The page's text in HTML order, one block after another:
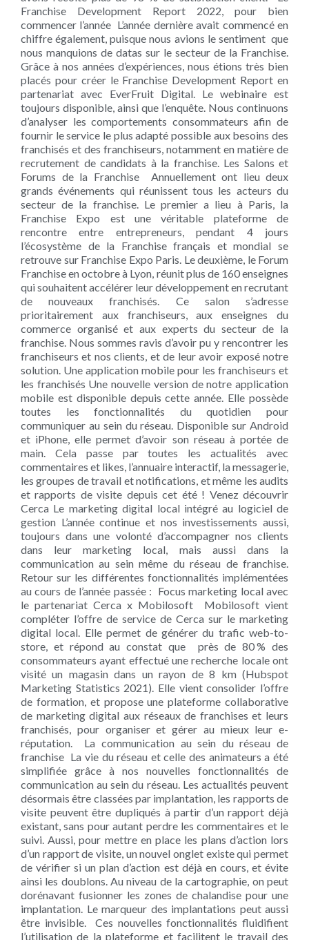
Franchise Development Report 2022, pour bien
commencer l’année L’année dernière avait commencé en
chiffre également, puisque nous avions le sentiment que
nous manquions de datas sur le secteur de la Franchise.
Grâce à nos années d’expériences, nous étions très bien
placés pour créer le Franchise Development Report en
partenariat avec EverFruit Digital. Le webinaire est
toujours disponible, ainsi que l’enquête. Nous continuons
d’analyser les comportements consommateurs afin de
fournir le service le plus adapté possible aux besoins des
franchisés et des franchiseurs, notamment en matière de
recrutement de candidats à la franchise. Les Salons et
Forums de la Franchise Annuellement ont lieu deux
grands événements qui réunissent tous les acteurs du
secteur de la franchise. Le premier a lieu à Paris, la
Franchise Expo ​​est une véritable plateforme de
rencontre entre entrepreneurs, pendant 4 jours
l’écosystème de la Franchise français et mondial se
retrouve sur Franchise Expo Paris. Le deuxième, le Forum
Franchise en octobre à Lyon, réunit plus de 160 enseignes
qui souhaitent accélérer leur développement en recrutant
de nouveaux franchisés. Ce salon s’adresse
prioritairement aux franchiseurs, aux enseignes du
commerce organisé et aux experts du secteur de la
franchise. Nous sommes ravis d’avoir pu y rencontrer les
franchiseurs et nos clients, et de leur avoir exposé notre
solution. Une application mobile pour les franchiseurs et
les franchisés Une nouvelle version de notre application
mobile est disponible depuis cette année. Elle possède
toutes les fonctionnalités du quotidien pour
communiquer au sein du réseau. Disponible sur Android
et iPhone, elle permet d’avoir son réseau à portée de
main. Cela passe par toutes les actualités avec
commentaires et likes, l’annuaire interactif, la messagerie,
les groupes de travail et notifications, et même les audits
et rapports de visite depuis cet été ! Venez découvrir
Cerca Le marketing digital local intégré au logiciel de
gestion L’année continue et nos investissements aussi,
toujours dans une volonté d’accompagner nos clients
dans leur marketing local, mais aussi dans la
communication au sein même du réseau de franchise.
Retour sur les différentes fonctionnalités implémentées
au cours de l’année passée : Focus marketing local avec
le partenariat Cerca x Mobilosoft Mobilosoft vient
compléter l’offre de service de Cerca sur le marketing
digital local. Elle permet de générer du trafic web-to-
store, et répond au constat que près de 80 % des
consommateurs ayant effectué une recherche locale ont
visité un magasin dans un rayon de 8 km (Hubspot
Marketing Statistics 2021). Elle vient consolider l’offre
de formation, et propose une plateforme collaborative
de marketing digital aux réseaux de franchises et leurs
franchisés, pour organiser et gérer au mieux leur e-
réputation. La communication au sein du réseau de
franchise La vie du réseau et celle des animateurs a été
simplifiée grâce à nos nouvelles fonctionnalités de
communication au sein du réseau. Les actualités peuvent
désormais être classées par implantation, les rapports de
visite peuvent être dupliqués à partir d’un rapport déjà
existant, sans pour autant perdre les commentaires et le
suivi. Aussi, pour mettre en place les plans d’action lors
d’un rapport de visite, un nouvel onglet existe qui permet
de vérifier si un plan d’action est déjà en cours, et évite
ainsi les doublons. Au niveau de la cartographie, on peut
dorénavant fusionner les zones de chalandise pour une
implantation. Le marqueur des implantations peut aussi
être invisible. Ces nouvelles fonctionnalités fluidifient
l’utilisation de la plateforme et facilitent le travail des